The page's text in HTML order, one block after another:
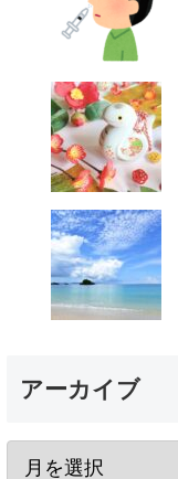
アーカイブ